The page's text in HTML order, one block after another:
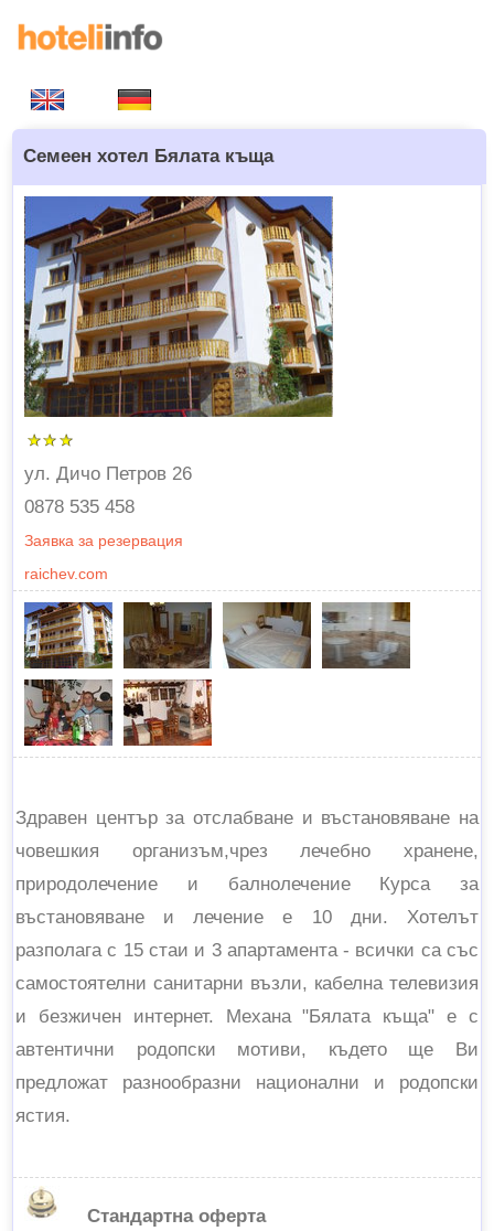
Семеен хотел Бялата къща
ул. Дичо Петров 26
0878 535 458
Заявка за резервация
raichev.com
Здравен център за отслабване и въстановяване на
човешкия организъм,чрез лечебно хранене,
природолечение и балнолечение Курса за
въстановяване и лечение е 10 дни. Хотелът
разполага с 15 стаи и 3 апартамента - всички са със
самостоятелни санитарни възли, кабелна телевизия
и безжичен интернет. Механа "Бялата къща" е с
автентични родопски мотиви, където ще Ви
предложат разнообразни национални и родопски
ястия.
Стандартна оферта